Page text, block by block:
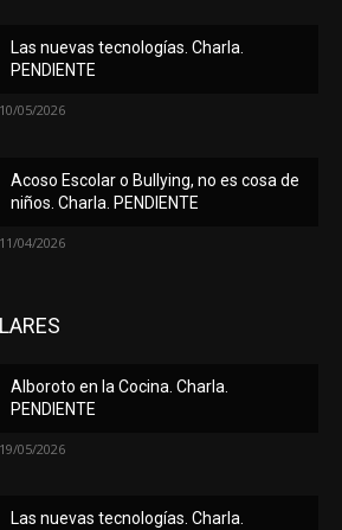
Las nuevas tecnologías. Charla.
PENDIENTE
10/05/2026
Acoso Escolar o Bullying, no es cosa de
niños. Charla. PENDIENTE
11/04/2026
Alboroto en la Cocina. Charla.
PENDIENTE
19/05/2026
Las nuevas tecnologías. Charla.